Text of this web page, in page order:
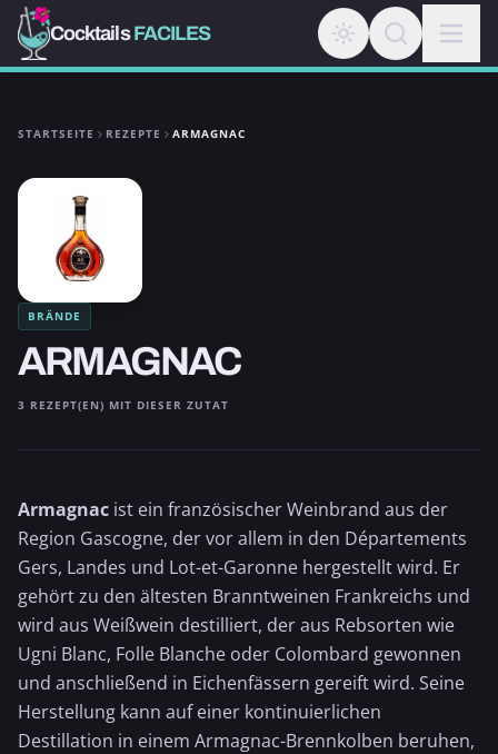
CocktailsFACILES
STARTSEITE REZEPTE ARMAGNAC
BRÄNDE
ARMAGNAC
3 REZEPT(EN) MIT DIESER ZUTAT
Armagnac ist ein französischer Weinbrand aus der
Region Gascogne, der vor allem in den Départements
Gers, Landes und Lot-et-Garonne hergestellt wird. Er
gehört zu den ältesten Branntweinen Frankreichs und
wird aus Weißwein destilliert, der aus Rebsorten wie
Ugni Blanc, Folle Blanche oder Colombard gewonnen
und anschließend in Eichenfässern gereift wird. Seine
Herstellung kann auf einer kontinuierlichen
Destillation in einem Armagnac-Brennkolben beruhen,